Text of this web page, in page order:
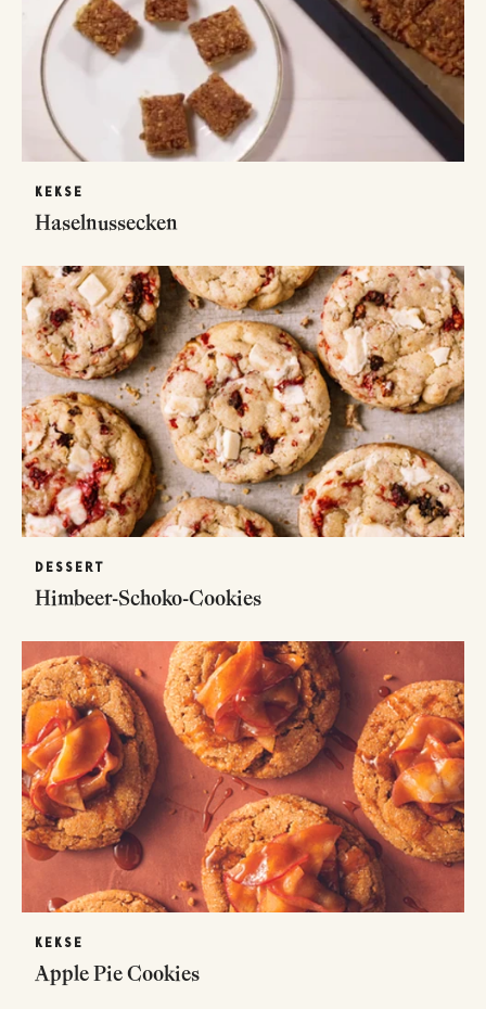
KEKSE
Haselnussecken
DESSERT
Himbeer-Schoko-Cookies
KEKSE
Apple Pie Cookies